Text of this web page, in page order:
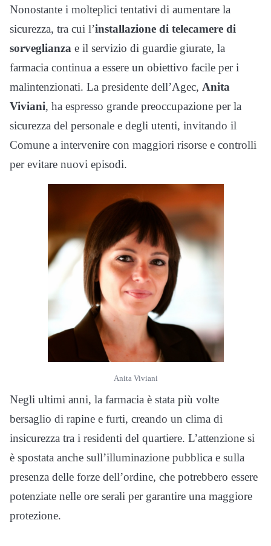
Nonostante i molteplici tentativi di aumentare la
sicurezza, tra cui l’installazione di telecamere di
sorveglianza e il servizio di guardie giurate, la
farmacia continua a essere un obiettivo facile per i
malintenzionati. La presidente dell’Agec, Anita
Viviani, ha espresso grande preoccupazione per la
sicurezza del personale e degli utenti, invitando il
Comune a intervenire con maggiori risorse e controlli
per evitare nuovi episodi.
Anita Viviani
Negli ultimi anni, la farmacia è stata più volte
bersaglio di rapine e furti, creando un clima di
insicurezza tra i residenti del quartiere. L’attenzione si
è spostata anche sull’illuminazione pubblica e sulla
presenza delle forze dell’ordine, che potrebbero essere
potenziate nelle ore serali per garantire una maggiore
protezione.